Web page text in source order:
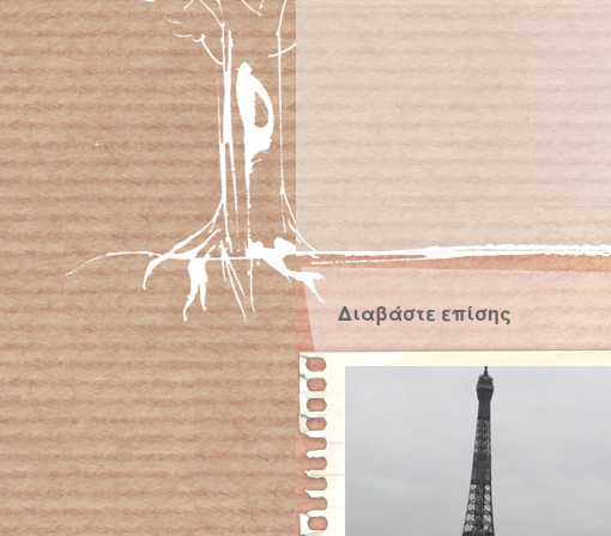
Διαβάστε επίσης